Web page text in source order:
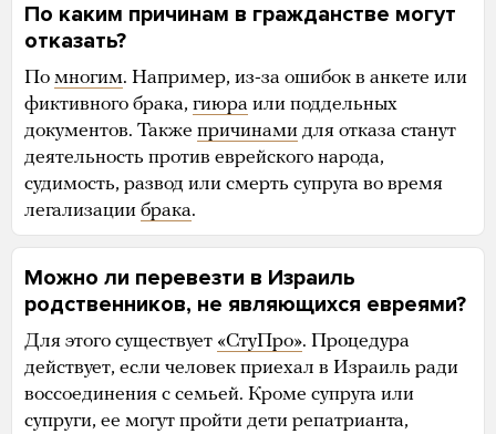
По каким причинам в гражданстве могут
отказать?
По многим. Например, из-за ошибок в анкете или
фиктивного брака, гиюра или поддельных
документов. Также причинами для отказа станут
деятельность против еврейского народа,
судимость, развод или смерть супруга во время
легализации брака.
Можно ли перевезти в Израиль
родственников, не являющихся евреями?
Для этого существует «СтуПро». Процедура
действует, если человек приехал в Израиль ради
воссоединения с семьей. Кроме супруга или
супруги, ее могут пройти дети репатрианта,